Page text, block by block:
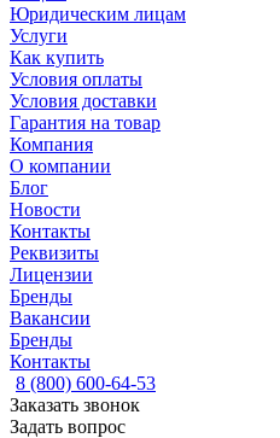
Юридическим лицам
Услуги
Как купить
Условия оплаты
Условия доставки
Гарантия на товар
Компания
О компании
Блог
Новости
Контакты
Реквизиты
Лицензии
Бренды
Вакансии
Бренды
Контакты
8 (800) 600-64-53
Заказать звонок
Задать вопрос